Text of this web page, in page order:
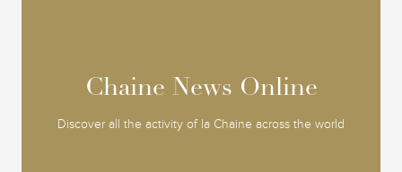
Chaine News Online
Discover all the activity of la Chaine across the world
Chaine News Online